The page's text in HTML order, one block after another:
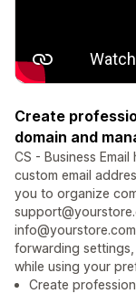
Create
domain and
CS - Business
custom email
you to organize
forwarding
while using your
Create